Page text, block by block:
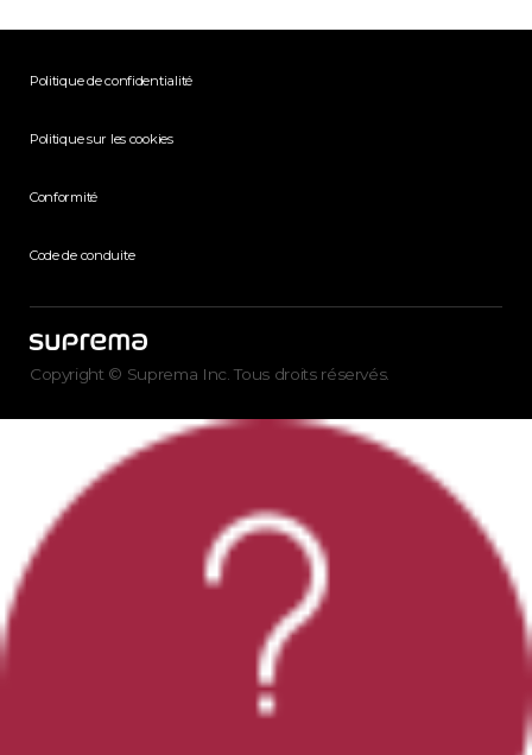
Politique de confidentialité
Politique sur les cookies
Conformité
Code de conduite
Copyright © Suprema Inc. Tous droits réservés.